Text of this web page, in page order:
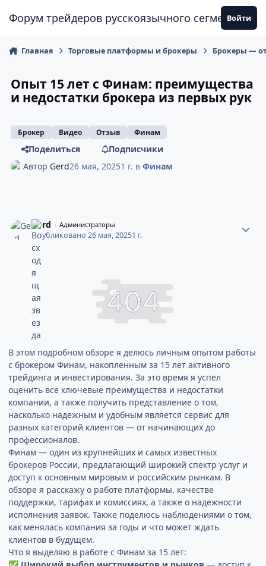
Форум трейдеров русскоязычного сегмента
Войти
Главная Торговые платформы и брокеры Брокеры —
Опыт 15 лет с Финам: преимущества
и недостатки брокера из первых рук
Брокер Видео Отзыв Финам
Поделиться
Подписчики
Автор Gerd26 мая, 20251 г. вФинам
Gerd Администраторы
Опубликовано26 мая, 20251 г.
В этом подробном обзоре я делюсь личным опытом работы
с брокером Финам, накопленным за 15 лет активного
трейдинга и инвестирования. За это время я успел
оценить все ключевые преимущества и недостатки
компании, а также получить представление о том,
насколько надежным и удобным является сервис для
разных категорий клиентов — от начинающих до
профессионалов.
Финам — один из крупнейших и самых известных
брокеров России, предлагающий широкий спектр услуг и
доступ к основным мировым и российским рынкам. В
обзоре я расскажу о работе платформы, качестве
поддержки, тарифах и комиссиях, а также о надежности
исполнения заявок. Также поделюсь наблюдениями о том,
как менялась компания за годы и что может ждать
клиентов в будущем.
Что я выделяю в работе с Финам за 15 лет: